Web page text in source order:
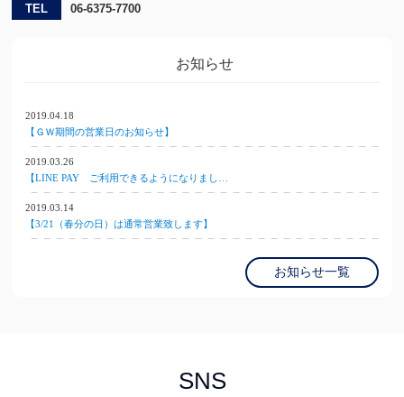
TEL
06-6375-7700
お知らせ
2019.04.18
【ＧＷ期間の営業日のお知らせ】
2019.03.26
【LINE PAY ご利用できるようになりまし…
2019.03.14
【3/21（春分の日）は通常営業致します】
お知らせ一覧
SNS